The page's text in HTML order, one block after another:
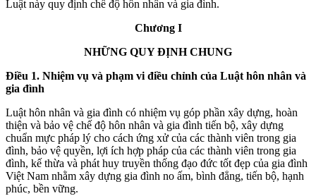
Luật này quy định chế độ hôn nhân và gia đình.
Chương I
NHỮNG QUY ĐỊNH CHUNG
Điều 1. Nhiệm vụ và phạm vi điều chỉnh của Luật hôn nhân và
gia đình
Luật hôn nhân và gia đình có nhiệm vụ góp phần xây dựng, hoàn
thiện và bảo vệ chế độ hôn nhân và gia đình tiến bộ, xây dựng
chuẩn mực pháp lý cho cách ứng xử của các thành viên trong gia
đình, bảo vệ quyền, lợi ích hợp pháp của các thành viên trong gia
đình, kế thừa và phát huy truyền thống đạo đức tốt đẹp của gia đình
Việt Nam nhằm xây dựng gia đình no ấm, bình đẳng, tiến bộ, hạnh
phúc, bền vững.